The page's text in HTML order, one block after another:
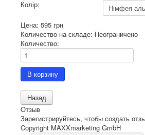
Колір:
Цена: 595 грн
Количество на складе: Неограничено
Количество:
Отзыв
Зарегистрируйтесь, чтобы создать
Copyright MAXXmarketing GmbH